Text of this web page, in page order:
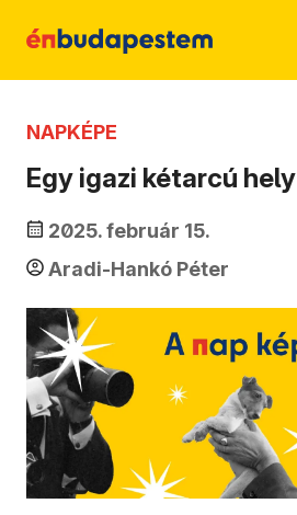
NAPKÉPE
Egy igazi kétarcú hely
2025. február 15.
Aradi-Hankó Péter